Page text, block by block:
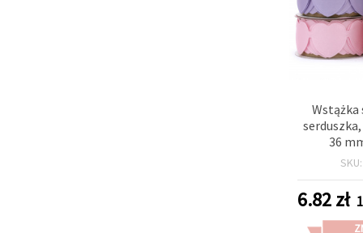
Wstążka
36
SKU:
6.82zł